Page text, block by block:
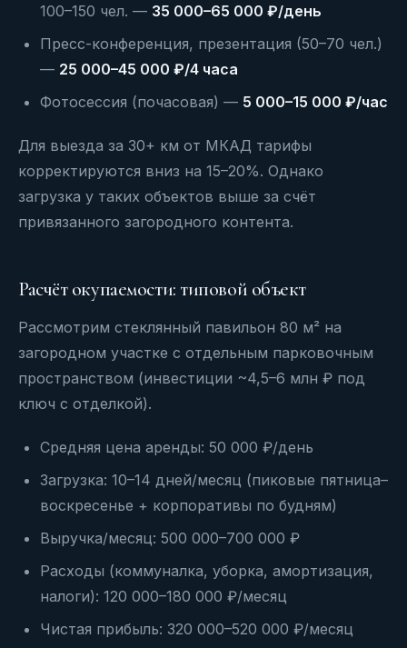
100–150 чел. — 35 000–65 000 ₽/день
Пресс-конференция, презентация (50–70 чел.)
— 25 000–45 000 ₽/4 часа
Фотосессия (почасовая) — 5 000–15 000 ₽/час
Для выезда за 30+ км от МКАД тарифы
корректируются вниз на 15–20%. Однако
загрузка у таких объектов выше за счёт
привязанного загородного контента.
Расчёт окупаемости: типовой объект
Рассмотрим стеклянный павильон 80 м² на
загородном участке с отдельным парковочным
пространством (инвестиции ~4,5–6 млн ₽ под
ключ с отделкой).
Средняя цена аренды: 50 000 ₽/день
Загрузка: 10–14 дней/месяц (пиковые пятница–
воскресенье + корпоративы по будням)
Выручка/месяц: 500 000–700 000 ₽
Расходы (коммуналка, уборка, амортизация,
налоги): 120 000–180 000 ₽/месяц
Чистая прибыль: 320 000–520 000 ₽/месяц